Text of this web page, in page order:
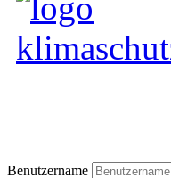
Benutzername